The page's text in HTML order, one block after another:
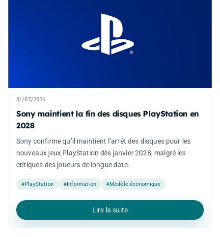
31/07/2026
Sony maintient la fin des disques PlayStation en
2028
Sony confirme qu’il maintient l’arrêt des disques pour les
nouveaux jeux PlayStation dès janvier 2028, malgré les
critiques des joueurs de longue date.
#PlayStation #Information #Modèle économique
Lire la suite